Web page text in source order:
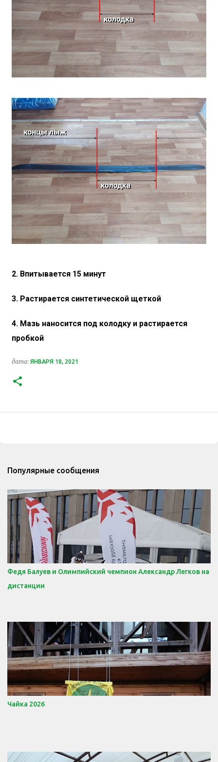
2. Впитывается 15 минут
3. Растирается синтетической щеткой
4. Мазь наносится под колодку и растирается
пробкой
дата: ЯНВАРЯ 18, 2021
Популярные сообщения
Федя Балуев и Олимпийский чемпион Александр Легков на
дистанции
Чайка 2026